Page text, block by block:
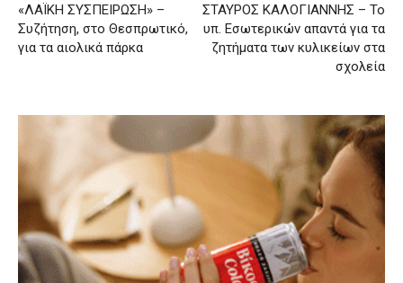
«ΛΑΪΚΗ ΣΥΣΠΕΙΡΩΣΗ» –
Συζήτηση, στο Θεσπρωτικό,
για τα αιολικά πάρκα
ΣΤΑΥΡΟΣ ΚΑΛΟΓΙΑΝΝΗΣ – To
υπ. Εσωτερικών απαντά για τα
ζητήματα των κυλικείων στα
σχολεία